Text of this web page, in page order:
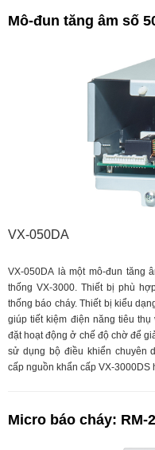
Mô-đun tăng âm số
VX-050DA
VX-050DA là một mô-đun tăng
thống VX-3000. Thiết bị phù
thống báo cháy. Thiết bị kiểu
giúp tiết kiệm điện năng tiêu
đặt hoạt động ở chế độ chờ để
sử dụng bộ điều khiển chuyên
cấp nguồn khẩn cấp VX-3000DS
Micro báo cháy: RM-